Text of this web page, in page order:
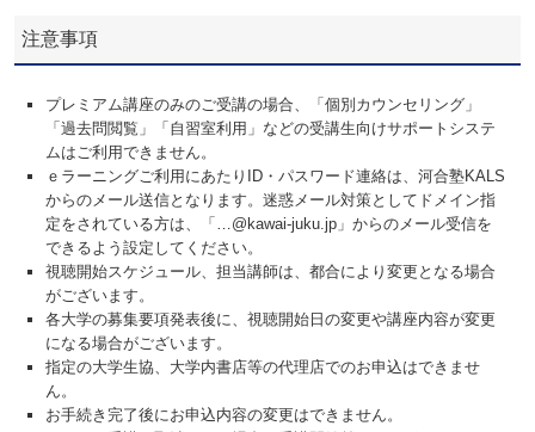
注意事項
プレミアム講座のみのご受講の場合、「個別カウンセリング」
「過去問閲覧」「自習室利用」などの受講生向けサポートシステ
ムはご利用できません。
ｅラーニングご利用にあたりID・パスワード連絡は、河合塾KALS
からのメール送信となります。迷惑メール対策としてドメイン指
定をされている方は、「…@kawai-juku.jp」からのメール受信を
できるよう設定してください。
視聴開始スケジュール、担当講師は、都合により変更となる場合
がございます。
各大学の募集要項発表後に、視聴開始日の変更や講座内容が変更
になる場合がございます。
指定の大学生協、大学内書店等の代理店でのお申込はできませ
ん。
お手続き完了後にお申込内容の変更はできません。